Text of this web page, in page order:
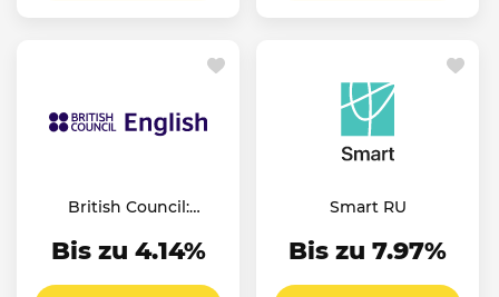
British Council:
Bis zu 4.14%
Smart RU
Bis zu 7.97%